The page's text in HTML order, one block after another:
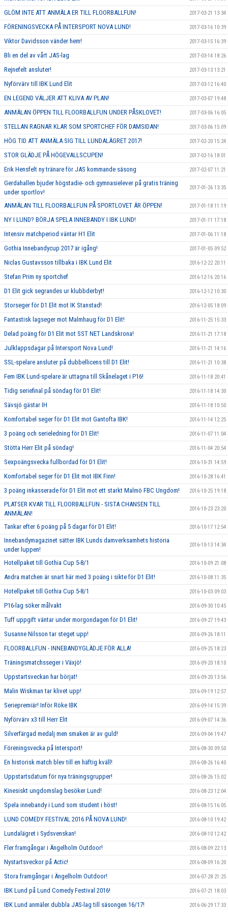
GLÖM INTE ATT ANMÄLA ER TILL FLOORBALLFUN! 2017-03-21 13:34
FÖRENINGSVECKA PÅ INTERSPORT NOVA LUND! 2017-03-16 10:39
Viktor Davidsson vänder hem! 2017-03-15 16:39
Bli en del av vårt JAS-lag 2017-03-14 18:26
Rejnefelt ansluter! 2017-03-13 13:21
Nyförvärv till IBK Lund Elit 2017-03-12 16:40
EN LEGEND VÄLJER ATT KLIVA AV PLAN! 2017-03-07 19:48
ANMÄLAN ÖPPEN TILL FLOORBALLFUN UNDER PÅSKLOVET! 2017-03-06 16:05
STELLAN RAGNAR KLAR SOM SPORTCHEF FÖR DAMSIDAN! 2017-03-06 15:09
HÖG TID ATT ANMÄLA SIG TILL LUNDALÄGRET 2017! 2017-02-20 15:24
STOR GLÄDJE PÅ HÖGEVALLSCUPEN! 2017-02-16 18:01
Erik Hensfelt ny tränare för JAS kommande säsong 2017-02-07 11:21
Gerdahallen bjuder högstadie- och gymnasielever på gratis träning
under sportlov!
2017-01-26 13:35
ANMÄLAN TILL FLOORBALLFUN PÅ SPORTLOVET ÄR ÖPPEN! 2017-01-18 11:19
NY I LUND? BÖRJA SPELA INNEBANDY I IBK LUND! 2017-01-11 17:18
Intensiv matchperiod väntar H1 Elit 2017-01-06 11:18
Gothia Innebandycup 2017 är igång! 2017-01-05 09:52
Niclas Gustavsson tillbaka i IBK Lund Elit 2016-12-22 20:11
Stefan Prim ny sportchef 2016-12-16 20:16
D1 Elit gick segrandes ur klubbderbyt! 2016-12-12 10:30
Storseger för D1 Elit mot IK Stanstad! 2016-12-05 18:09
Fantastisk lagseger mot Malmhaug för D1 Elit! 2016-11-25 15:33
Delad poäng för D1 Elit mot SST NET Landskrona! 2016-11-21 17:18
Julklappsdagar på Intersport Nova Lund! 2016-11-21 14:16
SSL-spelare ansluter på dubbellicens till D1 Elit! 2016-11-21 10:38
Fem IBK Lund-spelare är uttagna till Skånelaget i P16! 2016-11-18 20:41
Tidig seriefinal på söndag för D1 Elit! 2016-11-18 14:30
Sävsjö gästar IH 2016-11-18 10:50
Komfortabel seger för D1 Elit mot Gantofta IBK! 2016-11-14 12:25
3 poäng och serieledning för D1 Elit! 2016-11-07 11:04
Stötta Herr Elit på söndag! 2016-11-04 20:54
Sexpoängsvecka fullbordad för D1 Elit! 2016-10-31 14:59
Komfortabel seger för D1 Elit mot IBK Finn! 2016-10-28 16:41
3 poäng inkasserade för D1 Elit mot ett starkt Malmö FBC Ungdom! 2016-10-25 19:18
PLATSER KVAR TILL FLOORBALLFUN - SISTA CHANSEN TILL
ANMÄLAN!
2016-10-23 23:20
Tankar efter 6 poäng på 5 dagar för D1 Elit! 2016-10-17 12:54
Innebandymagazinet sätter IBK Lunds damverksamhets historia
under luppen!
2016-10-13 14:34
Hotellpaket till Gothia Cup 5-8/1 2016-10-09 21:08
Andra matchen är snart här med 3 poäng i sikte för D1 Elit! 2016-10-08 11:35
Hotellpaket till Gothia Cup 5-8/1 2016-10-03 09:03
P16-lag söker målvakt 2016-09-30 10:45
Tuff uppgift väntar under morgondagen för D1 Elit! 2016-09-27 19:43
Susanne Nilsson tar steget upp! 2016-09-26 18:11
FLOORBALLFUN - INNEBANDYGLÄDJE FÖR ALLA! 2016-09-25 18:23
Träningsmatchsseger i Växjö! 2016-09-20 18:10
Uppstartsveckan har börjat! 2016-09-20 13:56
Malin Wiskman tar klivet upp! 2016-09-19 12:57
Seriepremiär! Inför Röke IBK 2016-09-14 15:39
Nyförvärv x3 till Herr Elit 2016-09-07 14:36
Silverfärgad medalj men smaken är av guld! 2016-09-04 19:47
Föreningsvecka på Intersport! 2016-08-30 09:50
En historisk match blev till en häftig kväll! 2016-08-26 16:40
Uppstartsdatum för nya träningsgrupper! 2016-08-26 15:02
Kinesiskt ungdomslag besöker Lund! 2016-08-23 12:04
Spela innebandy i Lund som student i höst! 2016-08-15 16:05
LUND COMEDY FESTIVAL 2016 PÅ NOVA LUND! 2016-08-10 19:42
Lundalägret i Sydsvenskan! 2016-08-10 12:42
Fler framgångar i Ängelholm Outdoor! 2016-08-09 22:13
Nystartsveckor på Actic! 2016-08-09 16:20
Stora framgångar i Ängelholm Outdoor! 2016-07-28 21:25
IBK Lund på Lund Comedy Festival 2016! 2016-07-21 18:03
IBK Lund anmäler dubbla JAS-lag till säsongen 16/17! 2016-06-29 17:33